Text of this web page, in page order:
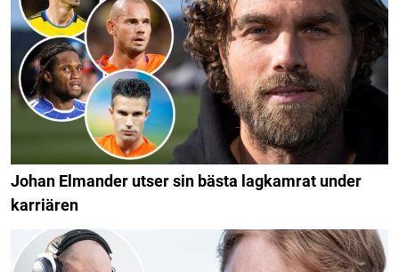
Johan Elmander utser sin bästa lagkamrat under
karriären